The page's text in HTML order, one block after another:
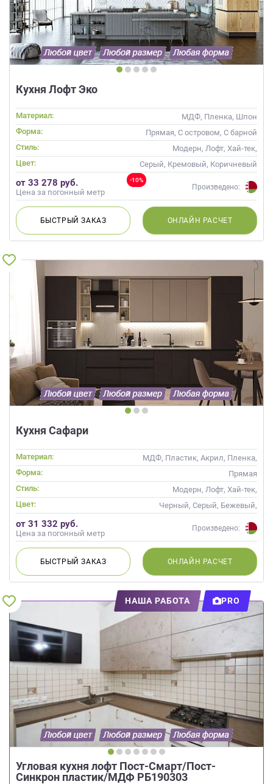
Кухня Лофт Эко
Материал:
МДФ, Пленка, Шпон
Форма:
Прямая, С островом, С барной
стойкой
Стиль:
Модерн, Лофт, Хай-тек,
Современные
Цвет: Серый, Кремовый, Коричневый
-10%
от 33 278 руб.
Цена за погонный метр
Произведено:
БЫСТРЫЙЗАКАЗ ОНЛАЙН РАСЧЕТ
Кухня Сафари
Материал:
МДФ, Пластик, Акрил, Пленка,
Alvic / УФ лак, Матовые, Эмаль
Форма:
Прямая
Стиль:
Модерн, Лофт, Хай-тек,
Современные
Цвет:
Черный, Серый, Бежевый,
Слоновая кость, Кремовый,
Коричневый, Капучино
от 31 332 руб.
Цена за погонный метр
Произведено:
БЫСТРЫЙЗАКАЗ ОНЛАЙН РАСЧЕТ
НАША РАБОТА PRO
Угловая кухня лофт Пост-Смарт/Пост-
Синкрон пластик/МДФ РБ190303